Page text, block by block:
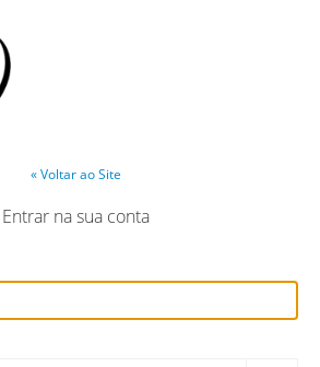
« Voltar ao Site
Entrar na sua conta